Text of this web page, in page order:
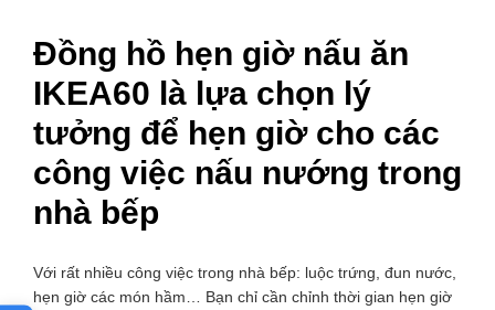
Đồng hồ hẹn giờ nấu ăn
IKEA60 là lựa chọn lý
tưởng để hẹn giờ cho các
công việc nấu nướng trong
nhà bếp
Với rất nhiều công việc trong nhà bếp: luộc trứng, đun nước,
hẹn giờ các món hầm… Bạn chỉ cần chỉnh thời gian hẹn giờ